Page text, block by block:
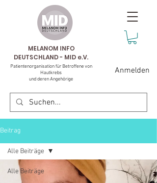
MELANOM INFO
DEUTSCHLAND - MID e.V.
Patientenorganisation für Betroffene von
Hautkrebs
und deren Angehörige
Anmelden
Beitrag
Alle Beiträge
Alle Beiträge